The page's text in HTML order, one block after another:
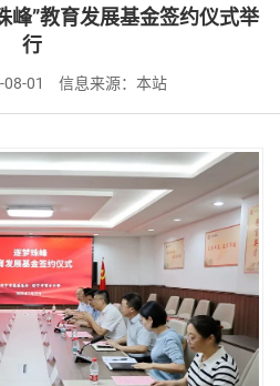
峰”教育发展基金签约仪式举
行
01 信息来源：本站